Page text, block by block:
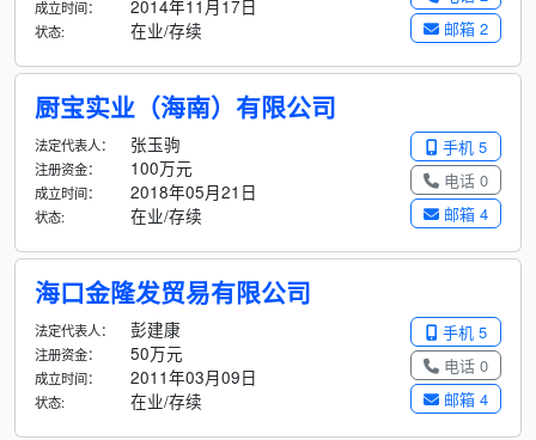
邮箱 2
成立时间： 2014年11月17日
状态: 在业/存续
厨宝实业（海南）有限公司
手机 5
电话 0
邮箱 4
法定代表人： 张玉驹
注册资金： 100万元
成立时间： 2018年05月21日
状态: 在业/存续
海口金隆发贸易有限公司
手机 5
电话 0
邮箱 4
法定代表人： 彭建康
注册资金： 50万元
成立时间： 2011年03月09日
状态: 在业/存续